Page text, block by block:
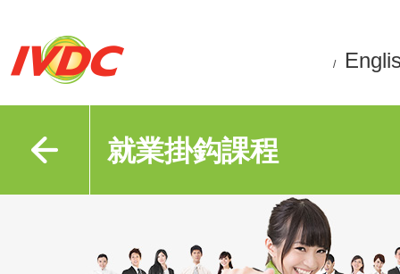
/
就業掛鈎課程